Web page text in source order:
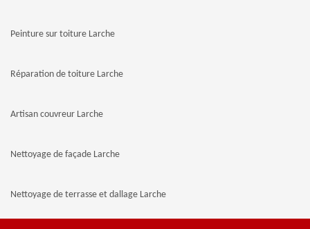
Peinture sur toiture Larche
Réparation de toiture Larche
Artisan couvreur Larche
Nettoyage de façade Larche
Nettoyage de terrasse et dallage Larche